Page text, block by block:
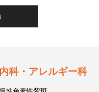
内科・アレルギー科